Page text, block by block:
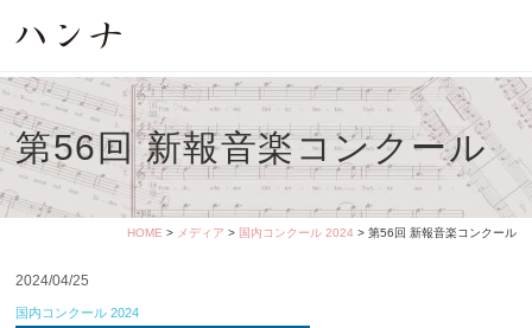
第56回 新報音楽コンクール
HOME > メディア > 国内コンクール 2024 > 第56回 新報音楽コンクール
2024/04/25
国内コンクール 2024